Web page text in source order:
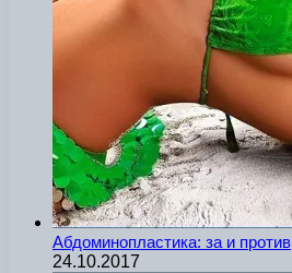
Абдоминопластика: за и против
24.10.2017